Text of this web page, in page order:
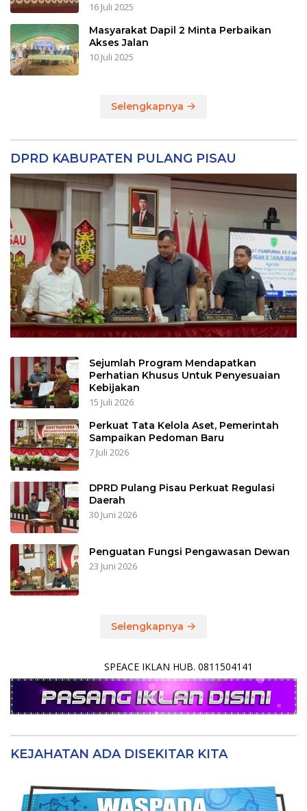
16 Juli 2025
Masyarakat Dapil 2 Minta Perbaikan
Akses Jalan
10 Juli 2025
Selengkapnya
DPRD KABUPATEN PULANG PISAU
Sejumlah Program Mendapatkan
Perhatian Khusus Untuk Penyesuaian
Kebijakan
15 Juli 2026
Perkuat Tata Kelola Aset, Pemerintah
Sampaikan Pedoman Baru
7 Juli 2026
DPRD Pulang Pisau Perkuat Regulasi
Daerah
30 Juni 2026
Penguatan Fungsi Pengawasan Dewan
23 Juni 2026
Selengkapnya
SPEACE IKLAN HUB. 0811504141
KEJAHATAN ADA DISEKITAR KITA